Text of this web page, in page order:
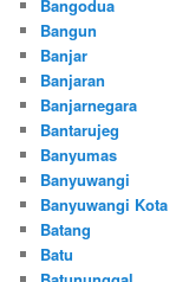
Bangodua
Bangun
Banjar
Banjaran
Banjarnegara
Bantarujeg
Banyumas
Banyuwangi
Banyuwangi Kota
Batang
Batu